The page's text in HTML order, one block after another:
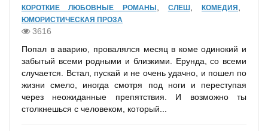
КОРОТКИЕ ЛЮБОВНЫЕ РОМАНЫ , СЛЕШ, КОМЕДИЯ ,
ЮМОРИСТИЧЕСКАЯ ПРОЗА
3616
Попал в аварию, провалялся месяц в коме одинокий и
забытый всеми родными и близкими. Ерунда, со всеми
случается. Встал, пускай и не очень удачно, и пошел по
жизни смело, иногда смотря под ноги и переступая
через неожиданные препятствия. И возможно ты
столкнешься с человеком, который...